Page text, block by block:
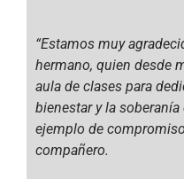
“Estamos muy
hermano, quien desde
aula de clases para
bienestar y la
ejemplo de compromiso
compañero.